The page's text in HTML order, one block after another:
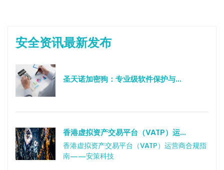
安全资讯最新发布
圣天诺加密狗：专业级软件保护与...
香港虚拟资产交易平台（VATP）运...
香港虚拟资产交易平台（VATP）运营商合规指
南——安策科技